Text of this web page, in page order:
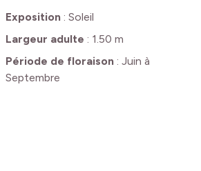
Exposition: Soleil
Largeur adulte : 1.50 m
Période de floraison: Juin à
Septembre